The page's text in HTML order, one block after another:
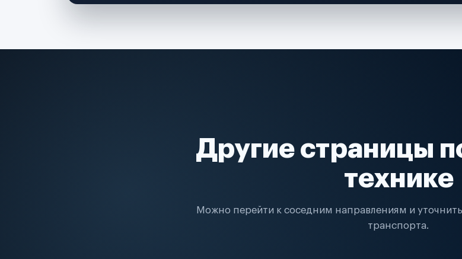
Другие страницы
технике
Можно перейти к соседним направлениям и
транспорта.